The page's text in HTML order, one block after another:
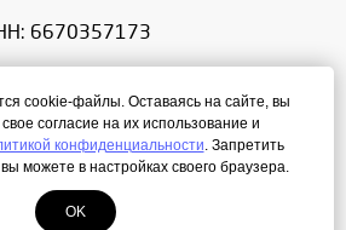
6670357173
1156658086166
с 9:00 до 18:00
сайта — ЛегионА
cookie-файлы. Оставаясь на сайте, вы
согласие на их использование и
конфиденциальности. Запретить
можете в настройках своего браузера.
OK